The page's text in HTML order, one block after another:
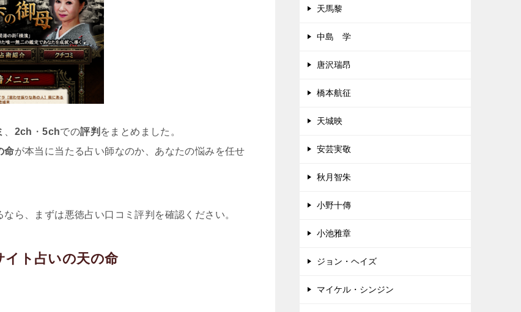
2ch ・5chでの評判 をまとめました。
命が本当に当たる占い師なのか、あなたの悩みを任せ
ら、まずは悪徳占い口コミ評判を確認ください。
イト占いの天の命
天馬黎
中島 学
唐沢瑞昂
橋本航征
天城映
安芸実敬
秋月智朱
小野十傳
小池雅章
ジョン・ヘイズ
マイケル・シンジン